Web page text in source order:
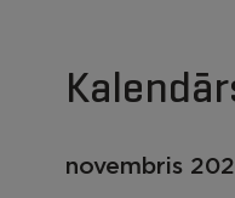
novembris